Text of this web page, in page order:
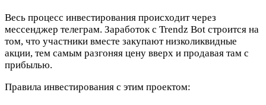
Весь процесс инвестирования происходит через
мессенджер телеграм. Заработок с Trendz Bot строится на
том, что участники вместе закупают низколиквидные
акции, тем самым разгоняя цену вверх и продавая там с
прибылью.
Правила инвестирования с этим проектом: